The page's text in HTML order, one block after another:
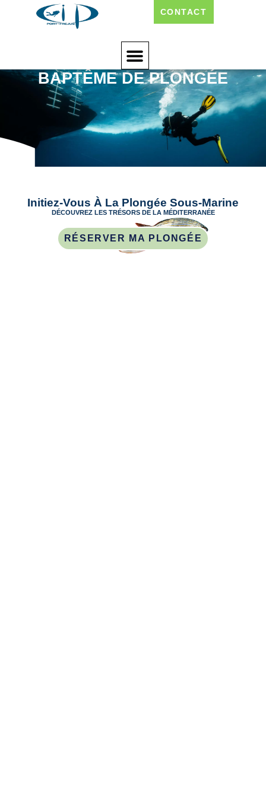
CONTACT
BAPTÊME DE PLONGÉE
Initiez-Vous À La Plongée Sous-Marine
DÉCOUVREZ LES TRÉSORS DE LA MÉDITERRANÉE
RÉSERVER MA PLONGÉE